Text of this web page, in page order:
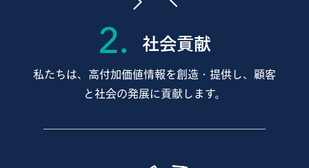
2. 社会貢献
私たちは、高付加価値情報を創造・提供し、 顧客
と社会の発展に貢献します。